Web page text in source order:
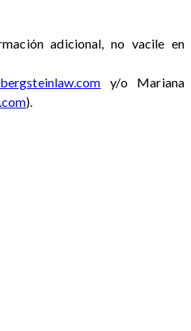
adicional, no vacile en
y/o Mariana
).